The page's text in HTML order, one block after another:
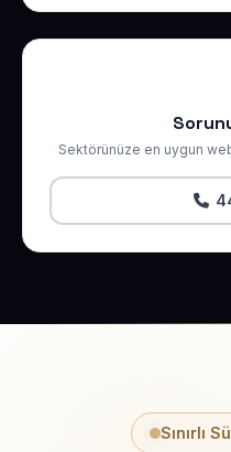
Sektörünüze en uygun
Sınırlı